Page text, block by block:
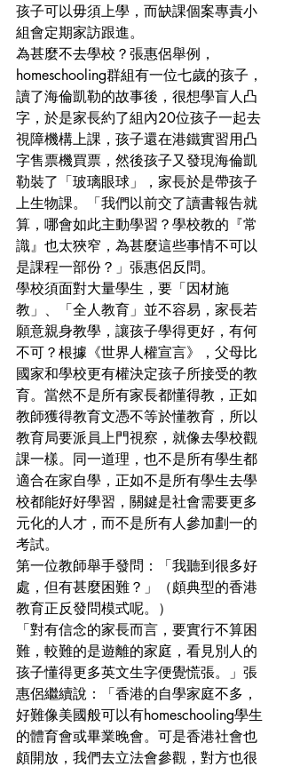
孩子可以毋須上學，而缺課個案專責小
組會定期家訪跟進。
為甚麼不去學校？張惠侶舉例，
homeschooling群組有一位七歲的孩子，
讀了海倫凱勒的故事後，很想學盲人凸
字，於是家長約了組內20位孩子一起去
視障機構上課，孩子還在港鐵實習用凸
字售票機買票，然後孩子又發現海倫凱
勒裝了「玻璃眼球」，家長於是帶孩子
上生物課。「我們以前交了讀書報告就
算，哪會如此主動學習？學校教的『常
識』也太狹窄，為甚麼這些事情不可以
是課程一部份？」張惠侶反問。
學校須面對大量學生，要「因材施
教」、「全人教育」並不容易，家長若
願意親身教學，讓孩子學得更好，有何
不可？根據《世界人權宣言》，父母比
國家和學校更有權決定孩子所接受的教
育。當然不是所有家長都懂得教，正如
教師獲得教育文憑不等於懂教育，所以
教育局要派員上門視察，就像去學校觀
課一樣。同一道理，也不是所有學生都
適合在家自學，正如不是所有學生去學
校都能好好學習，關鍵是社會需要更多
元化的人才，而不是所有人參加劃一的
考試。
第一位教師舉手發問：「我聽到很多好
處，但有甚麼困難？」（頗典型的香港
教育正反發問模式呢。）
「對有信念的家長而言，要實行不算困
難，較難的是遊離的家庭，看見別人的
孩子懂得更多英文生字便覺慌張。」張
惠侶繼續說：「香港的自學家庭不多，
好難像美國般可以有homeschooling學生
的體育會或畢業晚會。可是香港社會也
頗開放，我們去立法會參觀，對方也很